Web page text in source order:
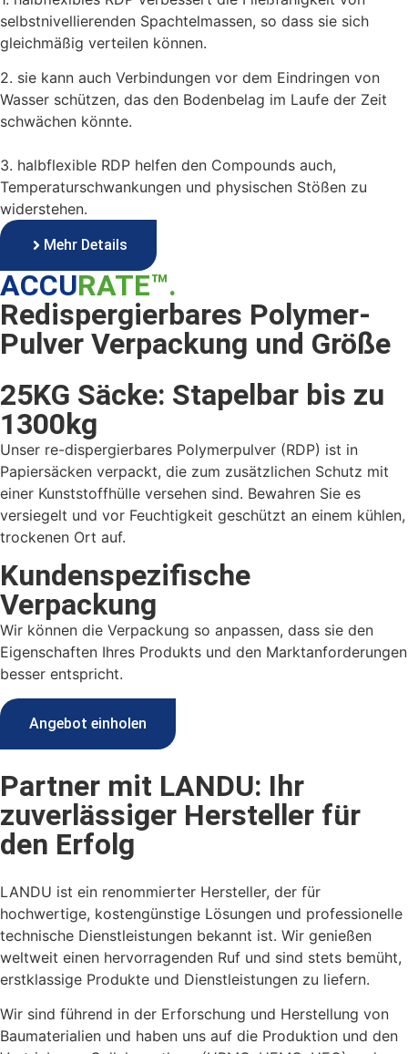
selbstnivellierenden Spachtelmassen, so dass sie sich
gleichmäßig verteilen können.
2. sie kann auch Verbindungen vor dem Eindringen von
Wasser schützen, das den Bodenbelag im Laufe der Zeit
schwächen könnte.
3. halbflexible RDP helfen den Compounds auch,
Temperaturschwankungen und physischen Stößen zu
widerstehen.
Mehr Details
ACCURATE™.
Redispergierbares Polymer-
Pulver Verpackung und Größe
25KG Säcke: Stapelbar bis zu
1300kg
Unser re-dispergierbares Polymerpulver (RDP) ist in
Papiersäcken verpackt, die zum zusätzlichen Schutz mit
einer Kunststoffhülle versehen sind. Bewahren Sie es
versiegelt und vor Feuchtigkeit geschützt an einem kühlen,
trockenen Ort auf.
Kundenspezifische
Verpackung
Wir können die Verpackung so anpassen, dass sie den
Eigenschaften Ihres Produkts und den Marktanforderungen
besser entspricht.
Angebot einholen
Partner mit LANDU: Ihr
zuverlässiger Hersteller für
den Erfolg
LANDU ist ein renommierter Hersteller, der für
hochwertige, kostengünstige Lösungen und professionelle
technische Dienstleistungen bekannt ist. Wir genießen
weltweit einen hervorragenden Ruf und sind stets bemüht,
erstklassige Produkte und Dienstleistungen zu liefern.
Wir sind führend in der Erforschung und Herstellung von
Baumaterialien und haben uns auf die Produktion und den